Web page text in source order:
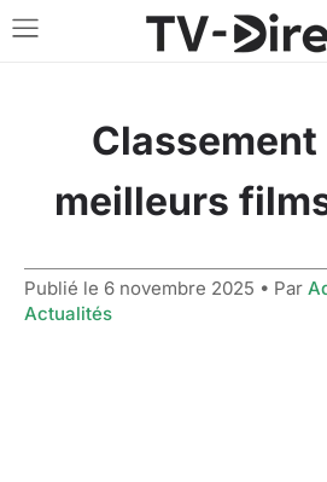
Classement
meilleurs
Publié le 6 novembre 2025 • Par
Actualités